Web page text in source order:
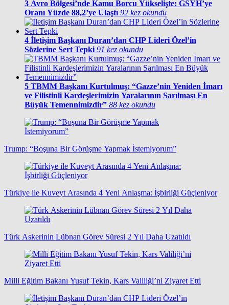
3 Avro Bölgesi’nde Kamu Borcu Yükselişte: GSYH’ye
Oranı Yüzde 88,2’ye Ulaştı 92 kez okundu
4 İletişim Başkanı Duran’dan CHP Lideri Özel’in
Sözlerine Sert Tepki 91 kez okundu
5 TBMM Başkanı Kurtulmuş: “Gazze’nin Yeniden İmarı
ve Filistinli Kardeşlerimizin Yaralarının Sarılması En
Büyük Temennimizdir” 88 kez okundu
Trump: “Boşuna Bir Görüşme Yapmak İstemiyorum”
Türkiye ile Kuveyt Arasında 4 Yeni Anlaşma: İşbirliği Güçleniyor
Türk Askerinin Lübnan Görev Süresi 2 Yıl Daha Uzatıldı
Milli Eğitim Bakanı Yusuf Tekin, Kars Valiliği’ni Ziyaret Etti